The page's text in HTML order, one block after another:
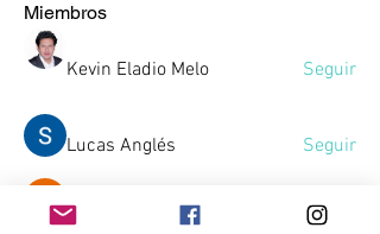
Miembros
Kevin Eladio Melo Seguir
Lucas Anglés Seguir
Victor Sambuesa Seguir